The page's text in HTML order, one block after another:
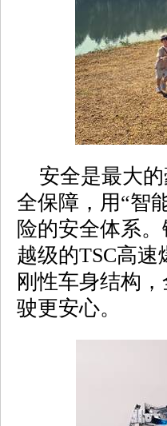
安全是最大的
全保障，用“智
险的安全体系
越级的TSC高
刚性车身结构
驶更安心。